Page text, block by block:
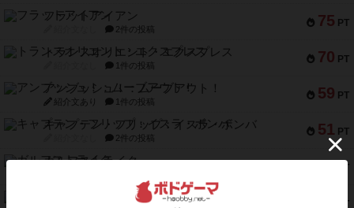
75 PT
フラットアイアン
2件の投稿
70 PT
トランスオリエント・エクスプレス
1件の投稿
59 PT
アンブッシュ！：ムーブアウト！
紹介文あり 1件の投稿
51 PT
キャプテン・フリップ：イスラ・ボンバ
2件の投稿
46 PT
ガルフストライク
PT
エコーズ・オブ・タイム